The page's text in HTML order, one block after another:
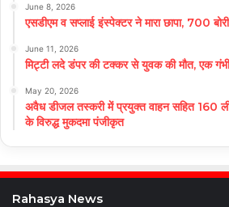
June 8, 2026
एसडीएम व सप्लाई इंस्पेक्टर ने मारा छापा, 700
June 11, 2026
मिट्टी लदे डंपर की टक्कर से युवक की मौत, एक
May 20, 2026
अवैध डीजल तस्करी में प्रयुक्त वाहन सहित 160
के विरुद्ध मुकदमा पंजीकृत
Rahasya News